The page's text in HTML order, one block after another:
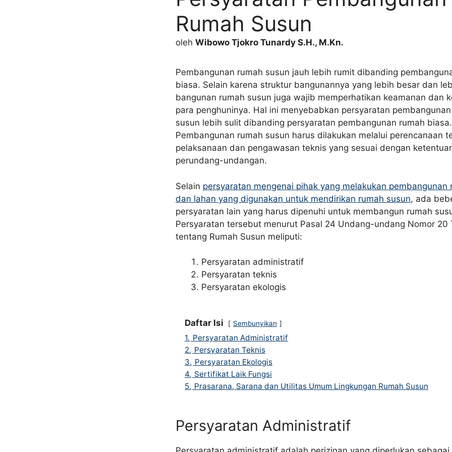
Rumah Susun
oleh Wibowo Tjokro Tunardy S.H., M.Kn.
Pembangunan rumah susun jauh lebih rumit dibanding
biasa. Selain karena struktur bangunannya yang lebih besar dan
bangunan rumah susun juga wajib memperhatikan keamanan dan
para penghuninya. Hal ini menyebabkan persyaratan
susun lebih sulit dibanding persyaratan pembangunan rumah biasa.
Pembangunan rumah susun harus dilakukan melalui perencanaan
pelaksanaan dan pengawasan teknis yang sesuai dengan
perundang-undangan.
Selain persyaratan mengenai pihak yang melakukan pembangunan
dan lahan yang digunakan untuk mendirikan rumah susun, ada
persyaratan lain yang harus dipenuhi untuk membangun rumah
Persyaratan tersebut menurut Pasal 24 Undang-undang Nomor 20
tentang Rumah Susun meliputi:
Persyaratan administratif
Persyaratan teknis
Persyaratan ekologis
Daftar Isi Sembunyikan
1. Persyaratan Administratif
2. Persyaratan Teknis
3. Persyaratan Ekologis
4. Sertifikat Laik Fungsi
5. Prasarana, Sarana dan Utilitas Umum Lingkungan Rumah Susun
Persyaratan Administratif